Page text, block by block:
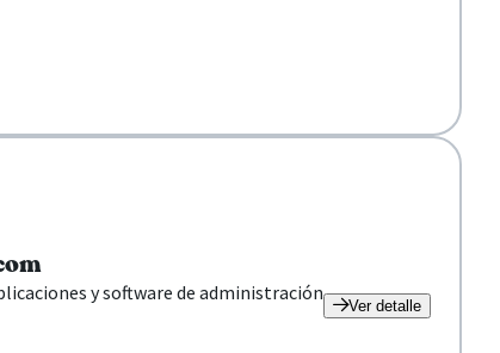
y software de administración
Ver detalle